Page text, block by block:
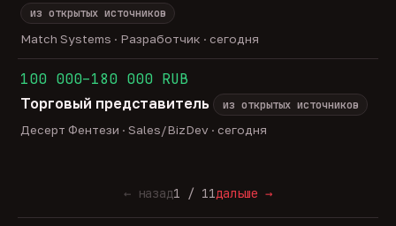
из открытых источников
Match Systems · Разработчик · сегодня
100 000–180 000 RUB
Торговый представитель
из открытых источников
Десерт Фентези · Sales/BizDev · сегодня
← назад1 / 11дальше →